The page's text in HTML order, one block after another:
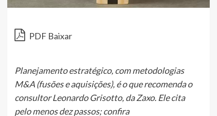
PDF Baixar
Planejamento estratégico, com metodologias
M&A (fusões e aquisições), é o que recomenda o
consultor Leonardo Grisotto, da Zaxo. Ele cita
pelo menos dez passos; confira